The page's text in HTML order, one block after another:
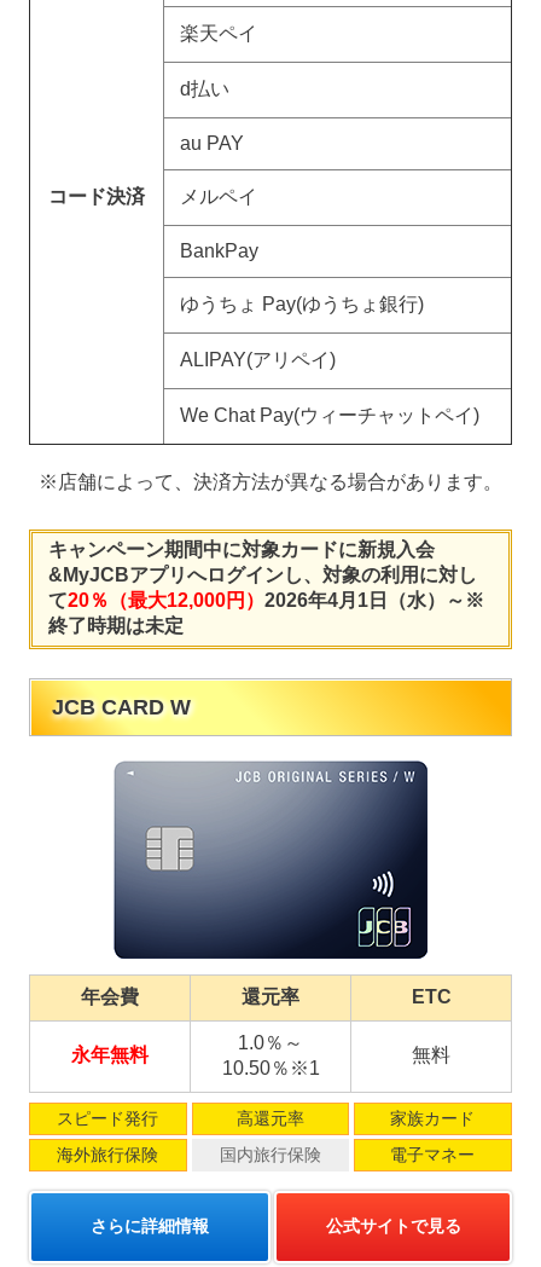
コード決済
楽天ペイ
d払い
au PAY
メルペイ
BankPay
ゆうちょ Pay(ゆうちょ銀行)
ALIPAY(アリペイ)
We Chat Pay(ウィーチャットペイ)
※店舗によって、決済方法が異なる場合があります。
キャンペーン期間中に対象カードに新規入会
&MyJCBアプリへログインし、対象の利用に対し
て20％（最大12,000円） 2026年4月1日（水）～※
終了時期は未定
JCB CARD W
年会費 還元率 ETC
永年無料
1.0％～
10.50％※1
無料
スピード発行 高還元率
家族カード
海外旅行保険
国内旅行保険 電子マネー
さらに詳細情報 公式サイトで見る